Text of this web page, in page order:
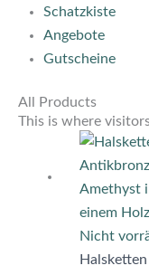
Schatzkiste
Angebote
Gutscheine
All Products
This is where
Nicht
Halsketten